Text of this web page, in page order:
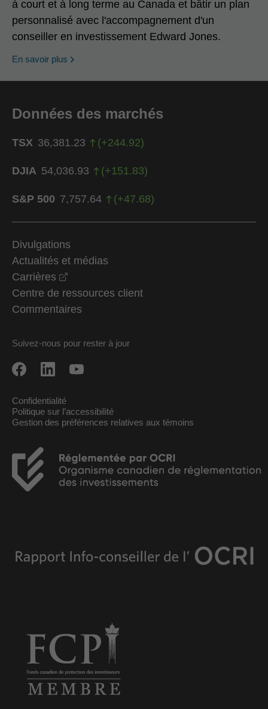
à court et à long terme au Canada et bâtir un plan
personnalisé avec l'accompagnement d'un
conseiller en investissement Edward Jones.
En savoir plus
Données des marchés
TSX 36,381.23 (+244.92)
DJIA 54,036.93 (+151.83)
S&P 500 7,757.64 (+47.68)
Divulgations
Actualités et médias
Carrières
Centre de ressources client
Commentaires
Suivez-nous pour rester à jour
Confidentialité
Politique sur l’accessibilité
Gestion des préférences relatives aux témoins